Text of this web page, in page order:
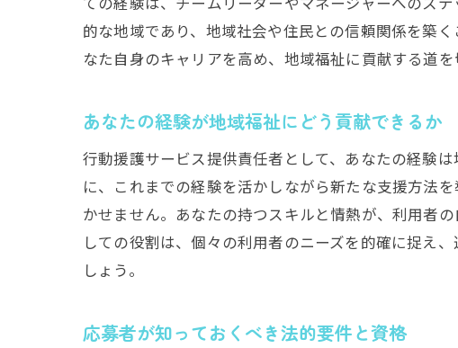
地域
福祉の質
福祉
利用
行動
継続
的な地域であり、地域社会や住民との信頼関係を築
なた自身のキャリアを高め、地域福祉に貢献する道を
あなたの経験が地域福祉にどう貢献できるか
行動援護サービス提供責任者として、あなたの経験
に、これまでの経験を活かしながら新たな支援方法
かせません。あなたの持つスキルと情熱が、利用者
しての役割は、個々の利用者のニーズを的確に捉え
しょう。
応募者が知っておくべき法的要件と資格